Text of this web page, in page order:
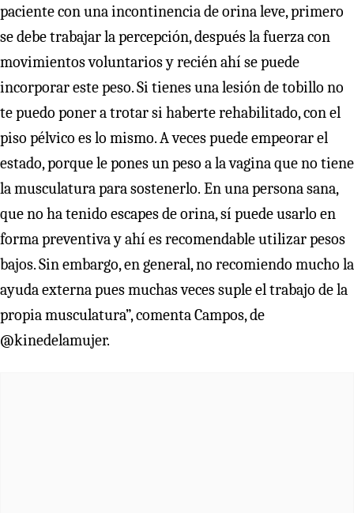
paciente con una incontinencia de orina leve, primero
se debe trabajar la percepción, después la fuerza con
movimientos voluntarios y recién ahí se puede
incorporar este peso. Si tienes una lesión de tobillo no
te puedo poner a trotar si haberte rehabilitado, con el
piso pélvico es lo mismo. A veces puede empeorar el
estado, porque le pones un peso a la vagina que no tiene
la musculatura para sostenerlo. En una persona sana,
que no ha tenido escapes de orina, sí puede usarlo en
forma preventiva y ahí es recomendable utilizar pesos
bajos. Sin embargo, en general, no recomiendo mucho la
ayuda externa pues muchas veces suple el trabajo de la
propia musculatura”, comenta Campos, de
@kinedelamujer.